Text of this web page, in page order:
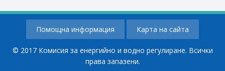
Помощна информация Карта на сайта
© 2017 Комисия за енергийно и водно регулиране. Всички
права запазени.